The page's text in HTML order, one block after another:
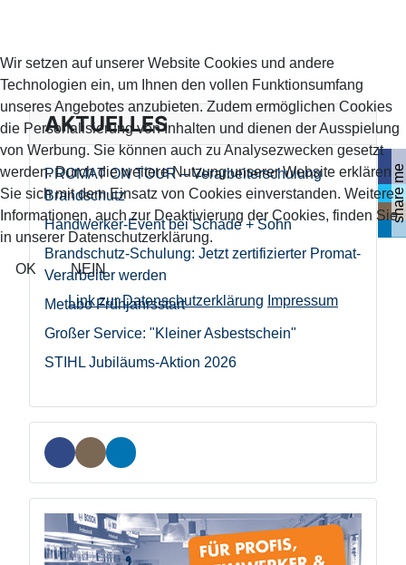
AKTUELLES
PROMAT ON TOUR – Verarbeiterschulung
Brandschutz
Handwerker-Event bei Schade + Sohn
Brandschutz-Schulung: Jetzt zertifizierter Promat-
Verarbeiter werden
Metabo Frühjahrsstart
Großer Service: "Kleiner Asbestschein"
STIHL Jubiläums-Aktion 2026
share me
Wir setzen auf unserer Website Cookies und andere
Technologien ein, um Ihnen den vollen Funktionsumfang
unseres Angebotes anzubieten. Zudem ermöglichen Cookies
die Personalisierung von Inhalten und dienen der Ausspielung
von Werbung. Sie können auch zu Analysezwecken gesetzt
werden. Durch die weitere Nutzung unserer Website erklären
Sie sich mit dem Einsatz von Cookies einverstanden. Weitere
Informationen, auch zur Deaktivierung der Cookies, finden Sie
in unserer Datenschutzerklärung.
OK NEIN
Link zur Datenschutzerklärung Impressum